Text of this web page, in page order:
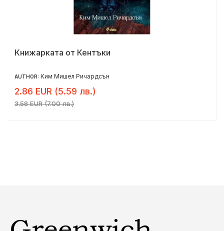
Книжарката от Кентъки
AUTHOR: Ким Мишел Ричардсън
2.86 EUR (5.59 лв.)
3.58 EUR (7.00 лв.)